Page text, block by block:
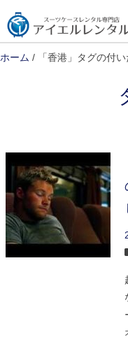
to
content
ホーム / 「香港」タグの付